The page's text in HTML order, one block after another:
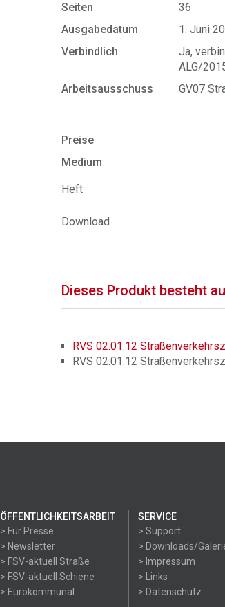
Seiten
36
Ausgabedatum
1. Juni
Verbindlich
Ja,
ALG/
Arbeitsausschuss
GV07
Preise
Medium
Heft
Download
Dieses Produkt besteht
RVS 02.01.12
RVS 02.01.12
ÖFFENTLICHKEITSARBEIT
> Für Presse
> Newsletter
> FSV-aktuell Straße
> FSV-aktuell Schiene
> Eurokommunal
SERVICE
> Support
> Downloads/
> Impressum
> Links
> Datenschutz